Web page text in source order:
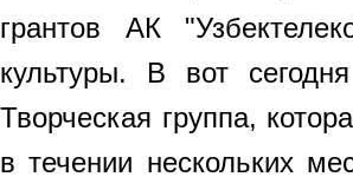
грантов АК
культуры. B вот
Творческая группа,
в течении нескольких